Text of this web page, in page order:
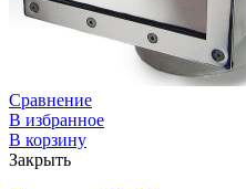
Сравнение
В избранное
В корзину
Закрыть